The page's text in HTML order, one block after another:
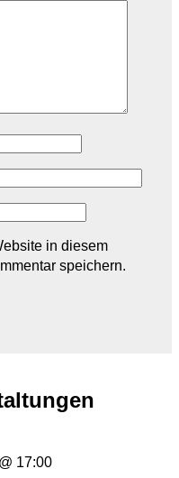
in diesem
speichern.
17:00